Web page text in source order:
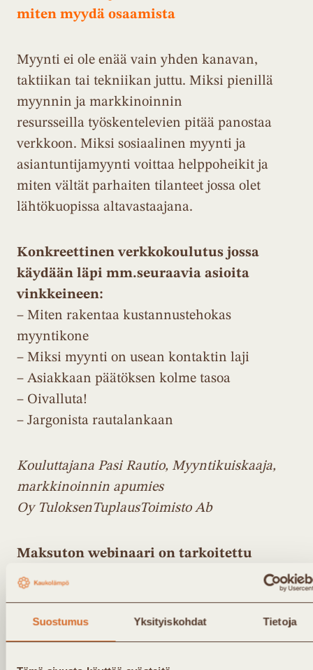
Suostumus Yksityiskohdat Tietoja
miten myydä osaamista
Myynti ei ole enää vain yhden kanavan,
taktiikan tai tekniikan juttu. Miksi pienillä
myynnin ja markkinoinnin
resursseilla työskentelevien pitää panostaa
verkkoon. Miksi sosiaalinen myynti ja
asiantuntijamyynti voittaa helppoheikit ja
miten vältät parhaiten tilanteet jossa olet
lähtökuopissa altavastaajana.
Konkreettinen verkkokoulutus jossa
käydään läpi mm.seuraavia asioita
vinkkeineen:
– Miten rakentaa kustannustehokas
myyntikone
– Miksi myynti on usean kontaktin laji
– Asiakkaan päätöksen kolme tasoa
– Oivalluta!
– Jargonista rautalankaan
Kouluttajana Pasi Rautio, Myyntikuiskaaja,
markkinoinnin apumies
Oy TuloksenTuplausToimisto Ab
Maksuton webinaari on tarkoitettu
ainoastaan FinDHC:n jäsenille.
Ilmoittaudu tästäverkkokoulutukseen.
Voit ilmoittautua mukaan, vaikka koulutuksen